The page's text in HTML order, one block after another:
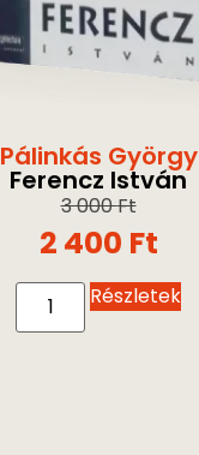
Pálinkás György
Ferencz István
3 000Ft
2 400 Ft
Részletek